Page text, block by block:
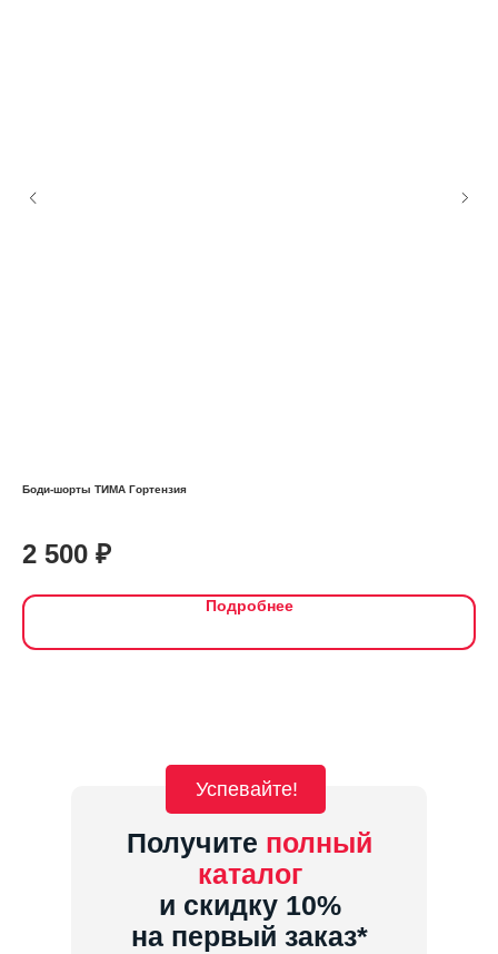
Боди-шорты ТИМА Гортензия
2 500 ₽
Подробнее
Успевайте!
Получите полный
каталог
и скидку 10%
на первый заказ*